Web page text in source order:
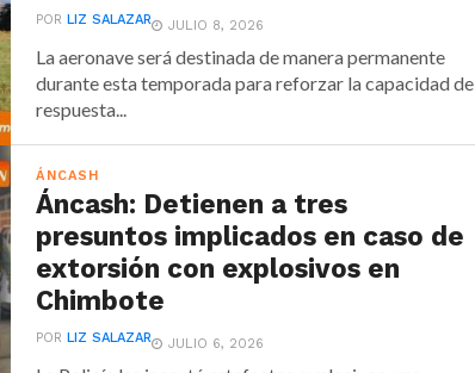
POR LIZ SALAZAR JULIO 8, 2026
La aeronave será destinada de manera permanente
durante esta temporada para reforzar la capacidad de
respuesta...
ÁNCASH
Áncash: Detienen a tres
presuntos implicados en caso de
extorsión con explosivos en
Chimbote
POR LIZ SALAZAR JULIO 6, 2026